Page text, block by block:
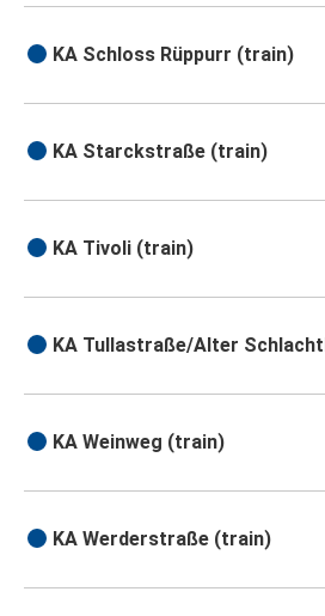
KA Schloss Rüppurr (train)
KA Starckstraße (train)
KA Tivoli (train)
KA Tullastraße/Alter
KA Weinweg (train)
KA Werderstraße (train)